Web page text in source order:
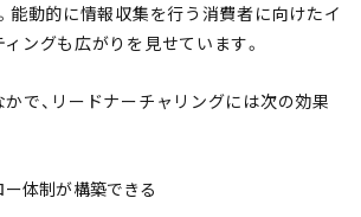
能動的に情報収集を行う消費者に向けたイ
ングも広がりを見せています。
で、リードナーチャリングには次の効果
体制が構築できる